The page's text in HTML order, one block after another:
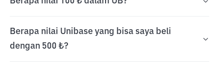
Berapa nilai Unibase yang bisa saya beli
dengan 500 ₺?